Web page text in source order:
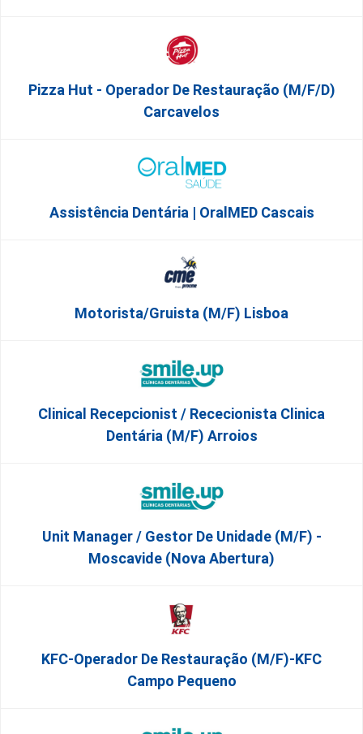
Pizza Hut - Operador De Restauração (m/f/d)
Carcavelos
Assistência Dentária | OralMED Cascais
Motorista/Gruista (m/f) Lisboa
Clinical Recepcionist / Rececionista Clinica
Dentária (M/F) Arroios
Unit Manager / Gestor De Unidade (M/F) -
Moscavide (Nova Abertura)
KFC-Operador De Restauração (m/f)-KFC
Campo Pequeno